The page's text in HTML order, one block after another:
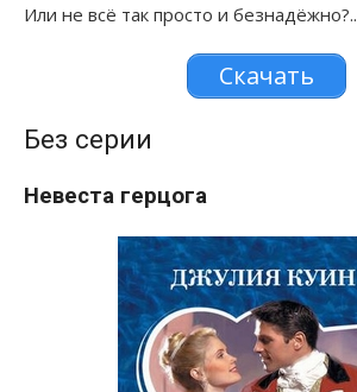
Или не всё так просто и безнадёжно?..
Скачать
Без серии
Невеста герцога